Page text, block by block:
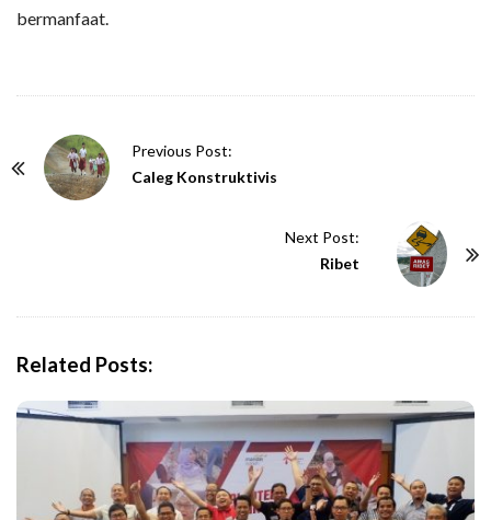
bermanfaat.
Previous Post:
Caleg Konstruktivis
Next Post:
Ribet
Related Posts: